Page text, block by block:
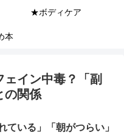
★ボディケア
本
イン中毒？「副
の関係
ている」「朝がつらい」